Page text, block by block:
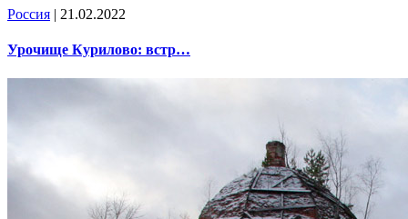
Россия | 21.02.2022
Урочище Курилово: встр…